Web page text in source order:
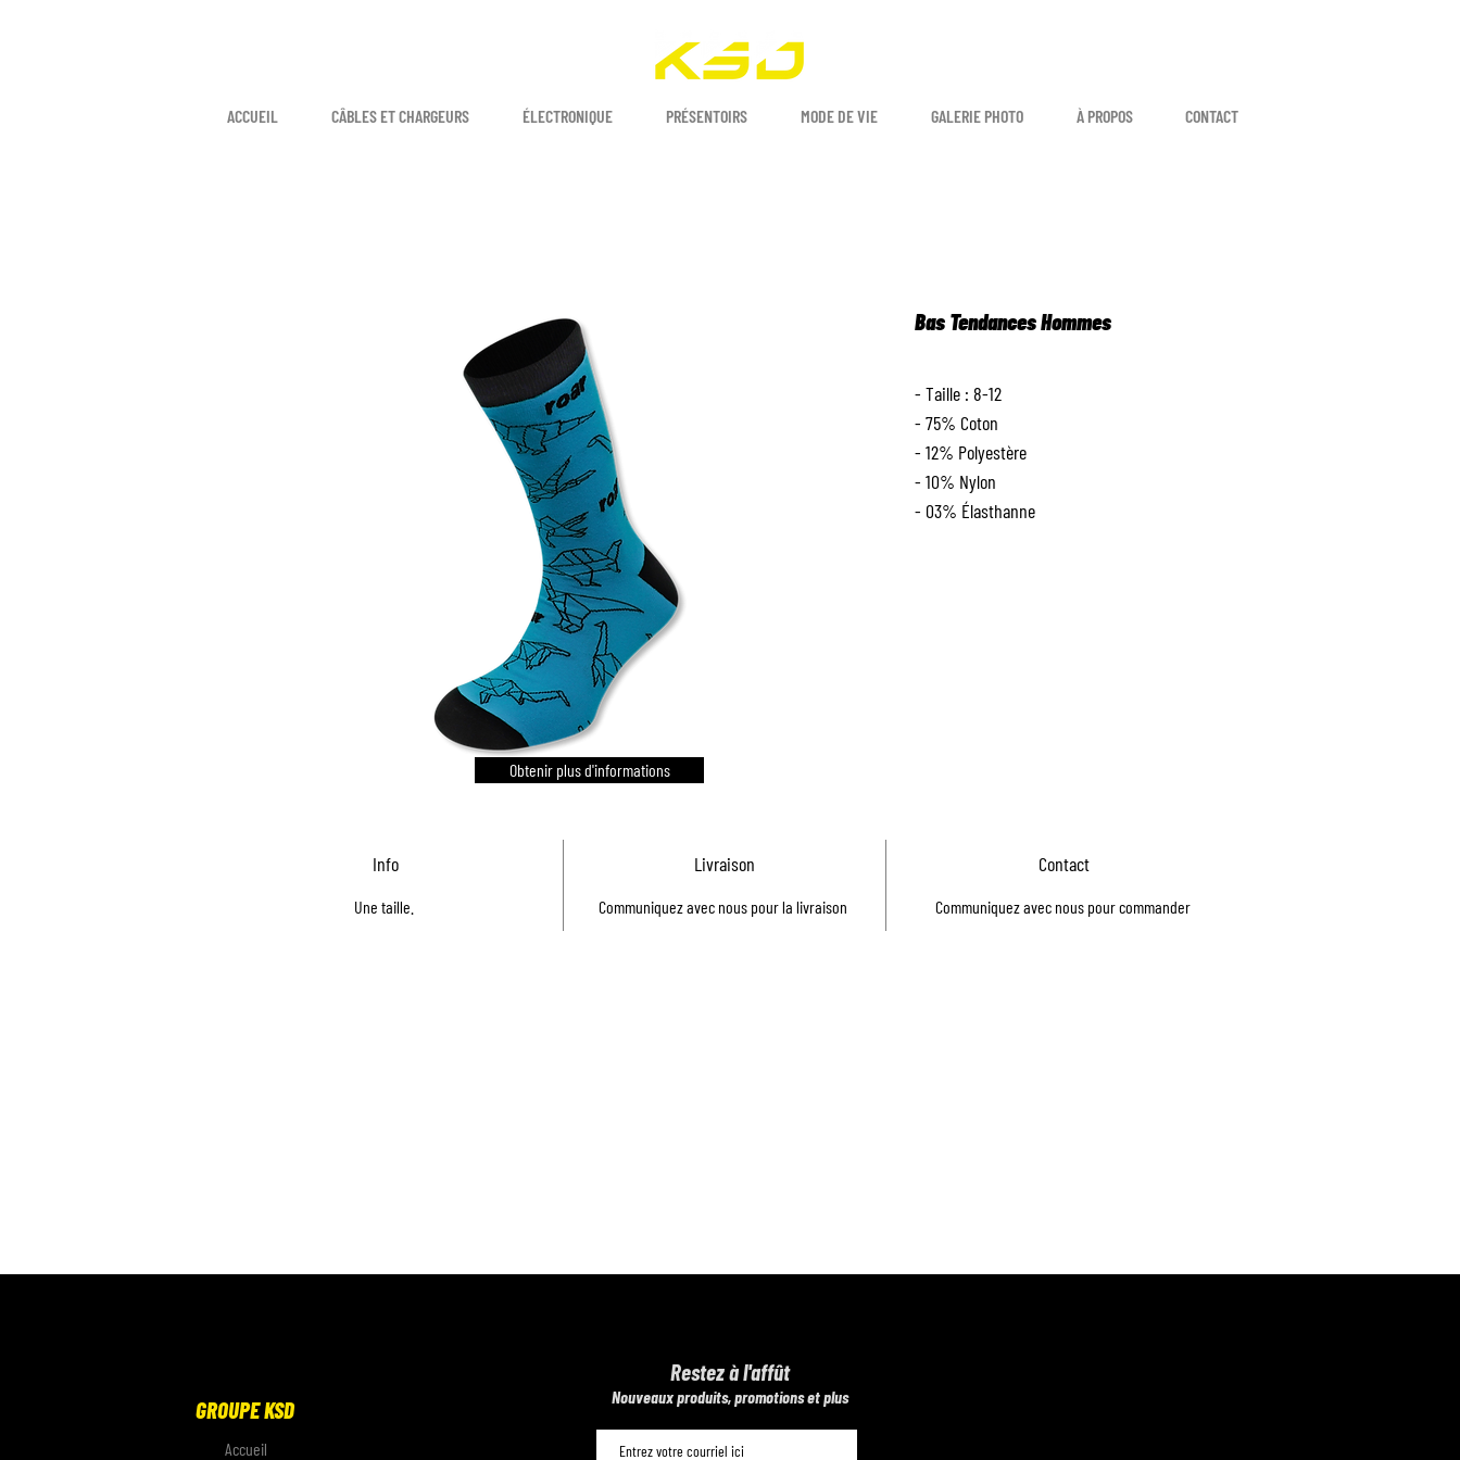
ACCUEIL CÂBLES ET CHARGEURS ÉLECTRONIQUE PRÉSENTOIRS MODE DE VIE GALERIE PHOTO À PROPOS CONTACT
Bas Tendances Hommes
- Taille : 8-12
- 75% Coton
- 12% Polyestère
- 10% Nylon
- 03% Élasthanne
Info
Une taille.
Livraison
Communiquez avec nous pour la livraison
Contact
Communiquez avec nous pour commander
Obtenir plus d'informations
GROUPE KSD
Accueil
Restez à l'affût
​Nouveaux produits, promotions et plus